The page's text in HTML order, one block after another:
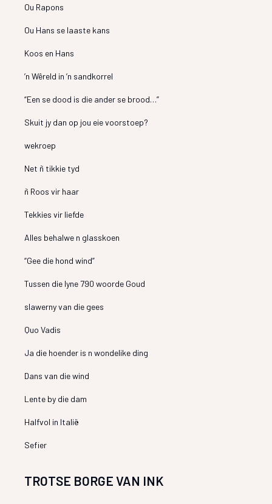
Ou Rapons
Ou Hans se laaste kans
Koos en Hans
’n Wêreld in ’n sandkorrel
“Een se dood is die ander se brood…”
Skuit jy dan op jou eie voorstoep?
wekroep
Net ñ tikkie tyd
ñ Roos vir haar
Tekkies vir liefde
Alles behalwe n glasskoen
“Gee die hond wind”
Tussen die lyne 790 woorde Goud
slawerny van die gees
Quo Vadis
Ja die hoender is n wondelike ding
Dans van die wind
Lente by die dam
Halfvol in Italië
Sefier
TROTSE BORGE VAN INK